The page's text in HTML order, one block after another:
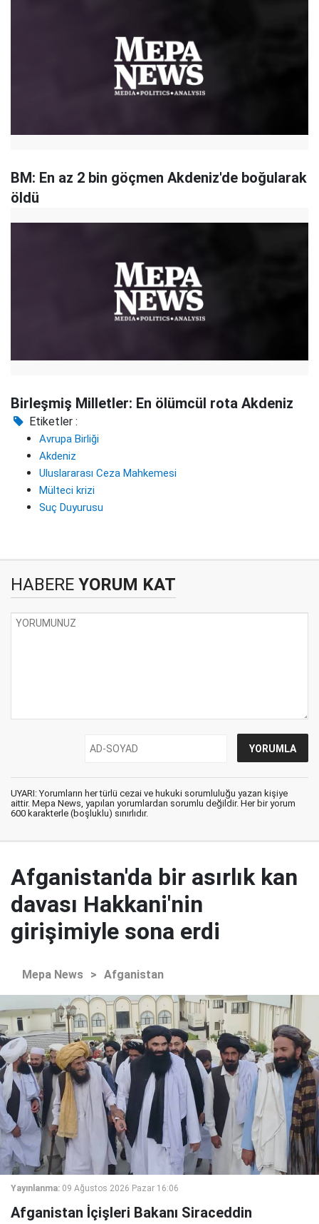
BM: En az 2 bin göçmen Akdeniz'de boğularak
öldü
Birleşmiş Milletler: En ölümcül rota Akdeniz
Etiketler :
Avrupa Birliği
Akdeniz
Uluslararası Ceza Mahkemesi
Mülteci krizi
Suç Duyurusu
HABERE YORUM KAT
UYARI: Yorumların her türlü cezai ve hukuki sorumluluğu yazan kişiye
aittir. Mepa News, yapılan yorumlardan sorumlu değildir. Her bir yorum
600 karakterle (boşluklu) sınırlıdır.
Afganistan'da bir asırlık kan
davası Hakkani'nin
girişimiyle sona erdi
Mepa News > Afganistan
Yayınlanma: 09 Ağustos 2026 Pazar 16:06
Afganistan İçişleri Bakanı Siraceddin